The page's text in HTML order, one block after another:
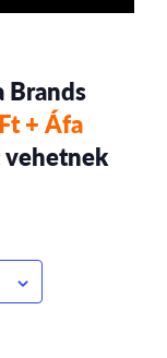
Brands
+ Áfa
vehetnek